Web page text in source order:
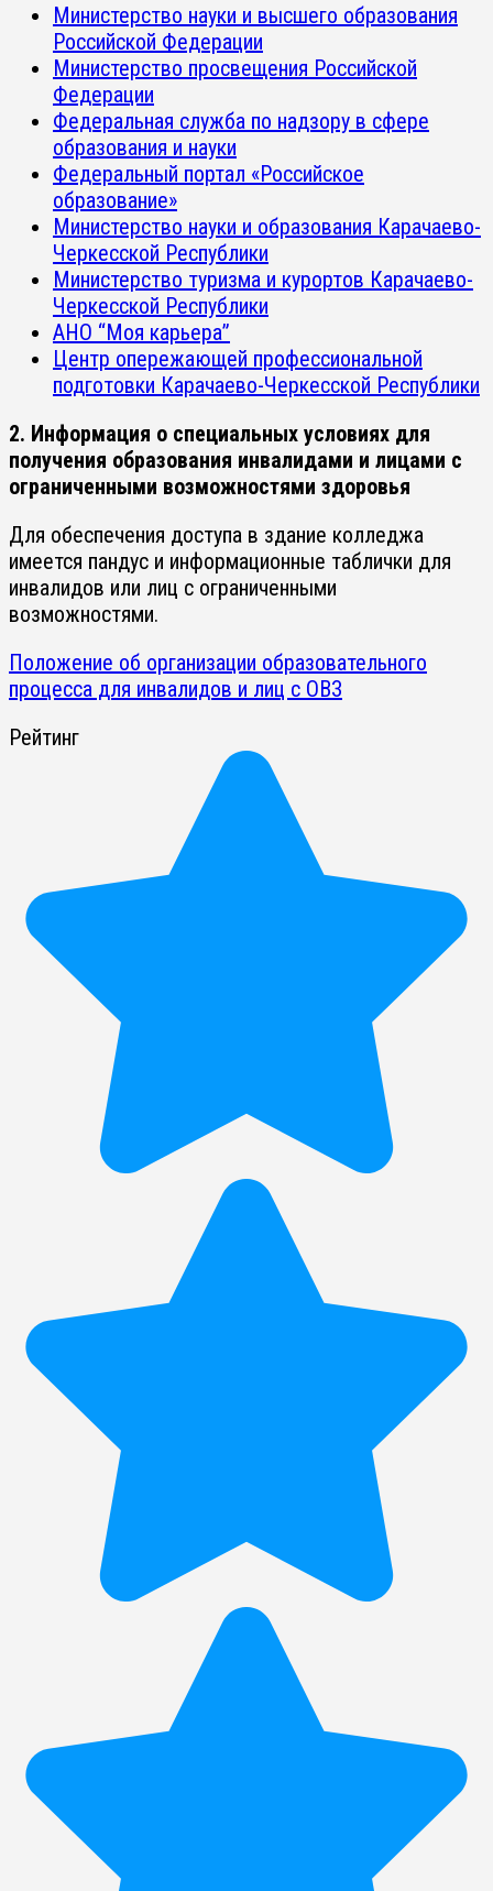
Министерство науки и высшего образования
Российской Федерации
Министерство просвещения Российской
Федерации
Федеральная служба по надзору в сфере
образования и науки
Федеральный портал «Российское
образование»
Министерство науки и образования Карачаево-
Черкесской Республики
Министерство туризма и курортов Карачаево-
Черкесской Республики
АНО “Моя карьера”
Центр опережающей профессиональной
подготовки Карачаево-Черкесской Республики
2. Информация о специальных условиях для
получения образования инвалидами и лицами с
ограниченными возможностями здоровья
Для обеспечения доступа в здание колледжа
имеется пандус и информационные таблички для
инвалидов или лиц с ограниченными
возможностями.
Положение об организации образовательного
процесса для инвалидов и лиц с ОВЗ
Рейтинг